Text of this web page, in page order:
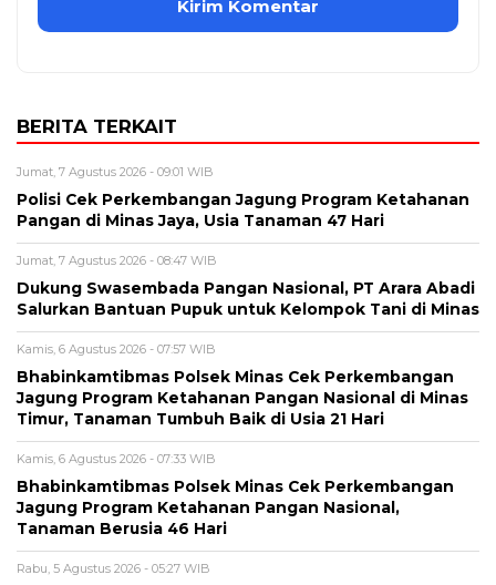
BERITA TERKAIT
Jumat, 7 Agustus 2026 - 09:01 WIB
Polisi Cek Perkembangan Jagung Program Ketahanan
Pangan di Minas Jaya, Usia Tanaman 47 Hari
Jumat, 7 Agustus 2026 - 08:47 WIB
Dukung Swasembada Pangan Nasional, PT Arara Abadi
Salurkan Bantuan Pupuk untuk Kelompok Tani di Minas
Kamis, 6 Agustus 2026 - 07:57 WIB
Bhabinkamtibmas Polsek Minas Cek Perkembangan
Jagung Program Ketahanan Pangan Nasional di Minas
Timur, Tanaman Tumbuh Baik di Usia 21 Hari
Kamis, 6 Agustus 2026 - 07:33 WIB
Bhabinkamtibmas Polsek Minas Cek Perkembangan
Jagung Program Ketahanan Pangan Nasional,
Tanaman Berusia 46 Hari
Rabu, 5 Agustus 2026 - 05:27 WIB